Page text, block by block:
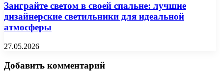
Заиграйте светом в своей спальне: лучшие
дизайнерские светильники для идеальной
атмосферы
27.05.2026
Добавить комментарий